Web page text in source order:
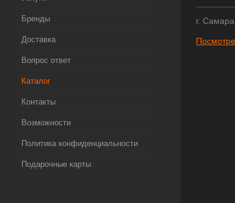
Бренды
Доставка
Вопрос ответ
Каталог
Контакты
Возможности
Политика конфиденциальности
Подарочные карты
г.